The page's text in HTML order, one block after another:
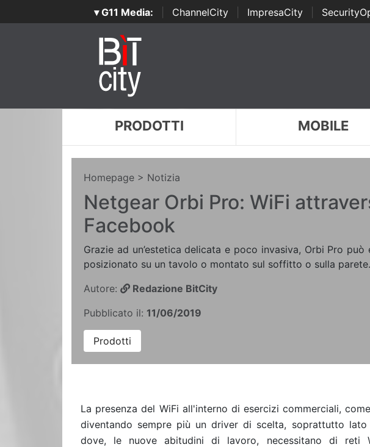
▾ G11 Media: ChannelCity ImpresaCity
PRODOTTI MOBILE
Homepage > Notizia
Netgear Orbi Pro: WiFi
Facebook
Grazie ad un’estetica delicata e poco invasiva, Orbi Pro può
posizionato su un tavolo o montato sul soffitto o sulla parete.
Autore:
Redazione BitCity
Pubblicato il: 11/06/2019
Prodotti
La presenza del WiFi all'interno di esercizi commerciali,
diventando sempre più un driver di scelta, soprattutto
dove, le nuove abitudini di lavoro, necessitano di reti